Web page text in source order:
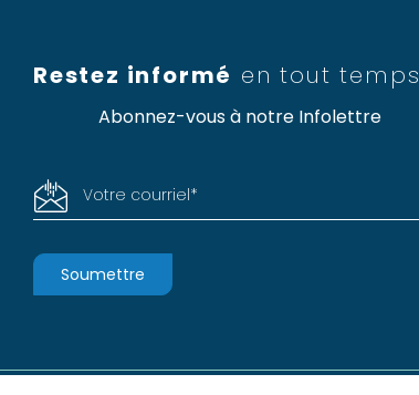
Restez informé en tout temps
Abonnez-vous à notre Infolettre
Votre courriel*